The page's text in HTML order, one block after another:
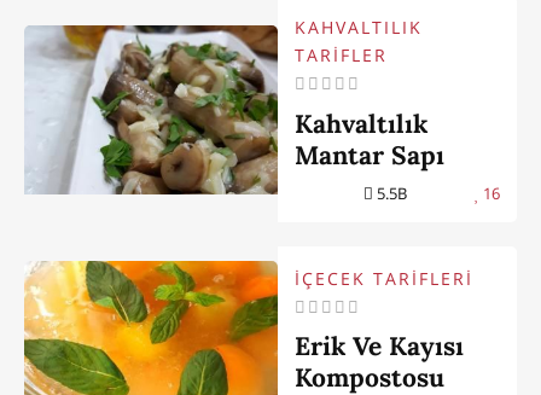
KAHVALTILIK
TARİFLER
Kahvaltılık
Mantar Sapı
5.5B 16
İÇECEK TARİFLERİ
Erik Ve Kayısı
Kompostosu